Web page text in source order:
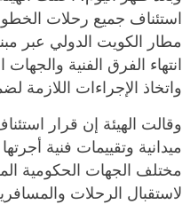
استئناف جميع رحلات
انتهاء الفرق الفنية
واتخاذ الإجراءات اللازمة
وقالت الهيئة إن قرار
ميدانية وتقييمات فنية
مختلف الجهات الحكومية
لاستقبال الرحلات